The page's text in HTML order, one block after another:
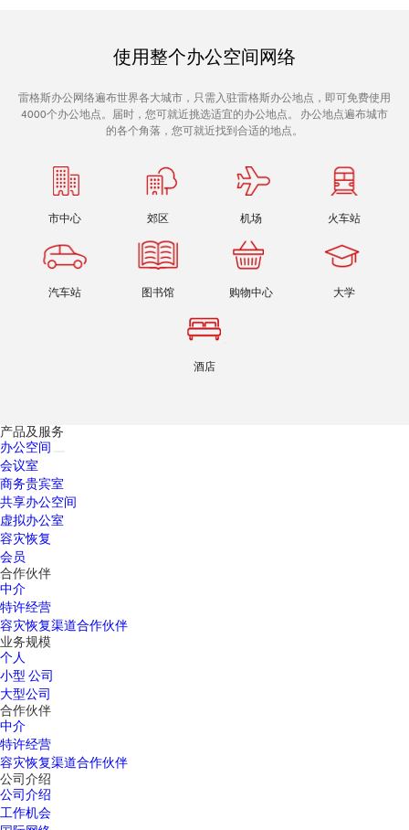
使用整个办公空间网络
雷格斯办公网络遍布世界各大城市，只需入驻雷格斯办公地点，即可免费使用
4000个办公地点。届时，您可就近挑选适宜的办公地点。 办公地点遍布城市
的各个角落，您可就近找到合适的地点。
市中心 郊区 机场 火车站
汽车站 图书馆 购物中心 大学
酒店
产品及服务
办公空间
会议室
商务贵宾室
共享办公空间
虚拟办公室
容灾恢复
会员
合作伙伴
中介
特许经营
容灾恢复渠道合作伙伴
业务规模
个人
小型 公司
大型公司
合作伙伴
中介
特许经营
容灾恢复渠道合作伙伴
公司介绍
公司介绍
工作机会